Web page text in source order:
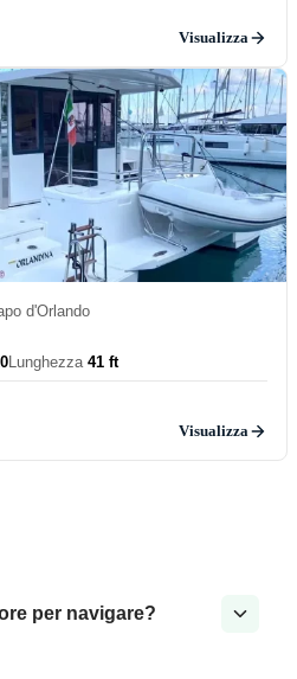
Visualizza
d'Orlando
Lunghezza 41 ft
Visualizza
per navigare?